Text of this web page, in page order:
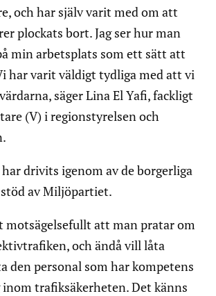
och har själv varit med om att
plockats bort. Jag ser hur man
min arbetsplats som ett sätt att
har varit väldigt tydliga med att vi
säger Lina El Yafi, fackligt
(V) i regionstyrelsen och
drivits igenom av de borgerliga
av Miljöpartiet.
motsägelsefullt att man pratar om
och ändå vill låta
den personal som har kompetens
trafiksäkerheten. Det känns